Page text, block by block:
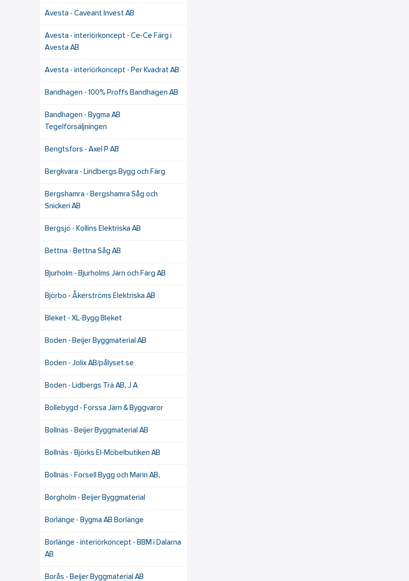
Avesta - Caveant Invest AB
Avesta - interiörkoncept - Ce-Ce Färg i
Avesta AB
Avesta - interiörkoncept - Per Kvadrat AB
Bandhagen - 100% Proffs Bandhagen AB
Bandhagen - Bygma AB
Tegelförsäljningen
Bengtsfors - Axel P AB
Bergkvara - Lindbergs Bygg och Färg
Bergshamra - Bergshamra Såg och
Snickeri AB
Bergsjö - Kollins Elektriska AB
Bettna - Bettna Såg AB
Bjurholm - Bjurholms Järn och Färg AB
Björbo - Åkerströms Elektriska AB
Bleket - XL-Bygg Bleket
Boden - Beijer Byggmaterial AB
Boden - Jolix AB/pålyset.se
Boden - Lidbergs Trä AB, J A
Bollebygd - Forssa Järn & Byggvaror
Bollnäs - Beijer Byggmaterial AB
Bollnäs - Björks El-Möbelbutiken AB
Bollnäs - Forsell Bygg och Marin AB,
Borgholm - Beijer Byggmaterial
Borlänge - Bygma AB Borlänge
Borlänge - interiörkoncept - BBM i Dalarna
AB
Borås - Beijer Byggmaterial AB